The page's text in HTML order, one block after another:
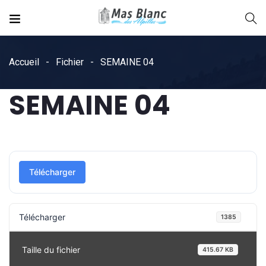
Accueil Fichier SEMAINE 04
SEMAINE 04
Télécharger
Télécharger 1385
Taille du fichier 415.67 KB